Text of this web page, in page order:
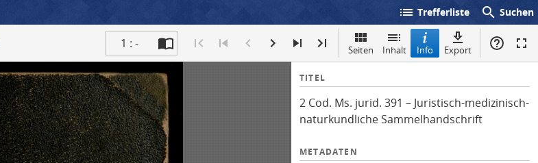
list Trefferliste search Suchen
1 : - Seiten Inhalt Info Export
I
f
o
TITEL
2 Cod. Ms. jurid. 391 – Juristisch-medizinisch-
naturkundliche Sammelhandschrift
METADATEN